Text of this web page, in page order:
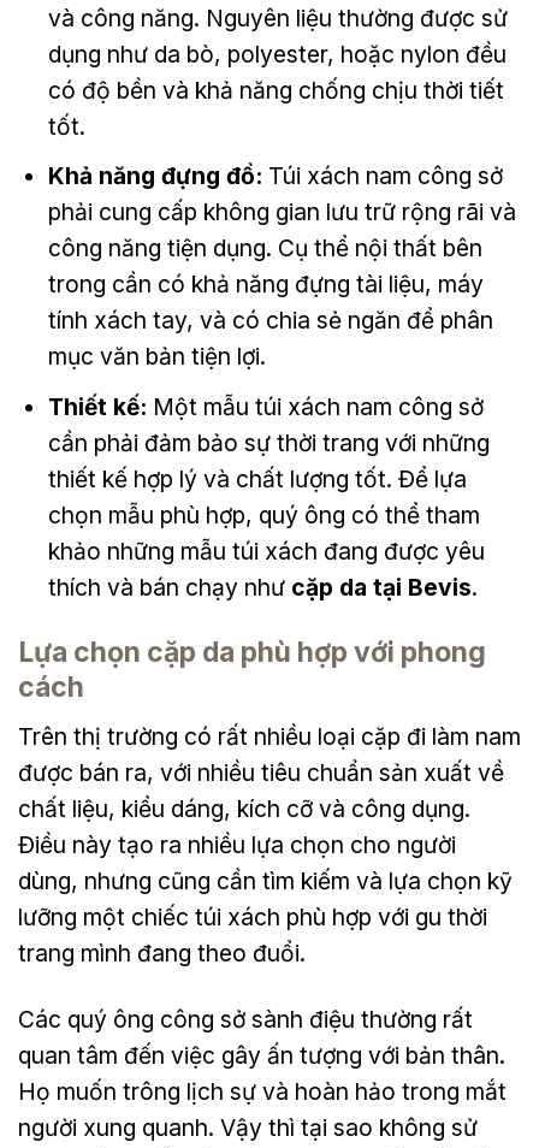
và công năng. Nguyên liệu thường được sử
dụng như da bò, polyester, hoặc nylon đều
có độ bền và khả năng chống chịu thời tiết
tốt.
Khả năng đựng đồ: Túi xách nam công sở
phải cung cấp không gian lưu trữ rộng rãi và
công năng tiện dụng. Cụ thể nội thất bên
trong cần có khả năng đựng tài liệu, máy
tính xách tay, và có chia sẻ ngăn để phân
mục văn bản tiện lợi.
Thiết kế: Một mẫu túi xách nam công sở
cần phải đảm bảo sự thời trang với những
thiết kế hợp lý và chất lượng tốt. Để lựa
chọn mẫu phù hợp, quý ông có thể tham
khảo những mẫu túi xách đang được yêu
thích và bán chạy nhưcặp da tại Bevis.
Lựa chọn cặp da phù hợp với phong
cách
Trên thị trường có rất nhiều loại cặp đi làm nam
được bán ra, với nhiều tiêu chuẩn sản xuất về
chất liệu, kiểu dáng, kích cỡ và công dụng.
Điều này tạo ra nhiều lựa chọn cho người
dùng, nhưng cũng cần tìm kiếm và lựa chọn kỹ
lưỡng một chiếc túi xách phù hợp với gu thời
trang mình đang theo đuổi.
Các quý ông công sở sành điệu thường rất
quan tâm đến việc gây ấn tượng với bản thân.
Họ muốn trông lịch sự và hoàn hảo trong mắt
người xung quanh. Vậy thì tại sao không sử